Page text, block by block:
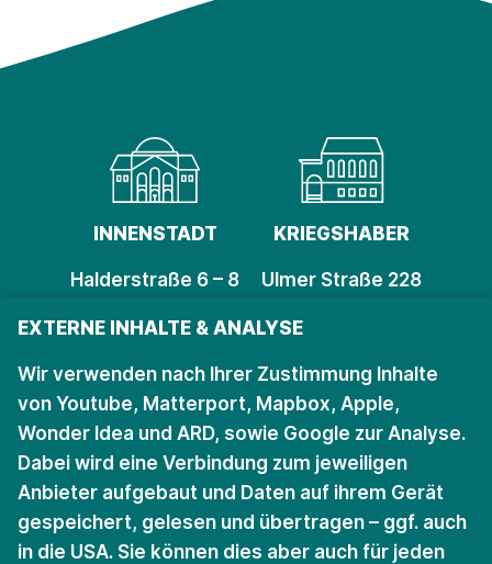
EXTERNE INHALTE & ANALYSE
Wir verwenden nach Ihrer Zustimmung Inhalte
von Youtube, Matterport, Mapbox, Apple,
Wonder Idea und ARD, sowie Google zur Analyse.
Dabei wird eine Verbindung zum jeweiligen
Anbieter aufgebaut und Daten auf ihrem Gerät
gespeichert, gelesen und übertragen – ggf. auch
in die USA. Sie können dies aber auch für jeden
INNENSTADT
Halderstraße 6 – 8
KRIEGSHABER
Ulmer Straße 228
Bleiben Sie auf dem
Laufenden.